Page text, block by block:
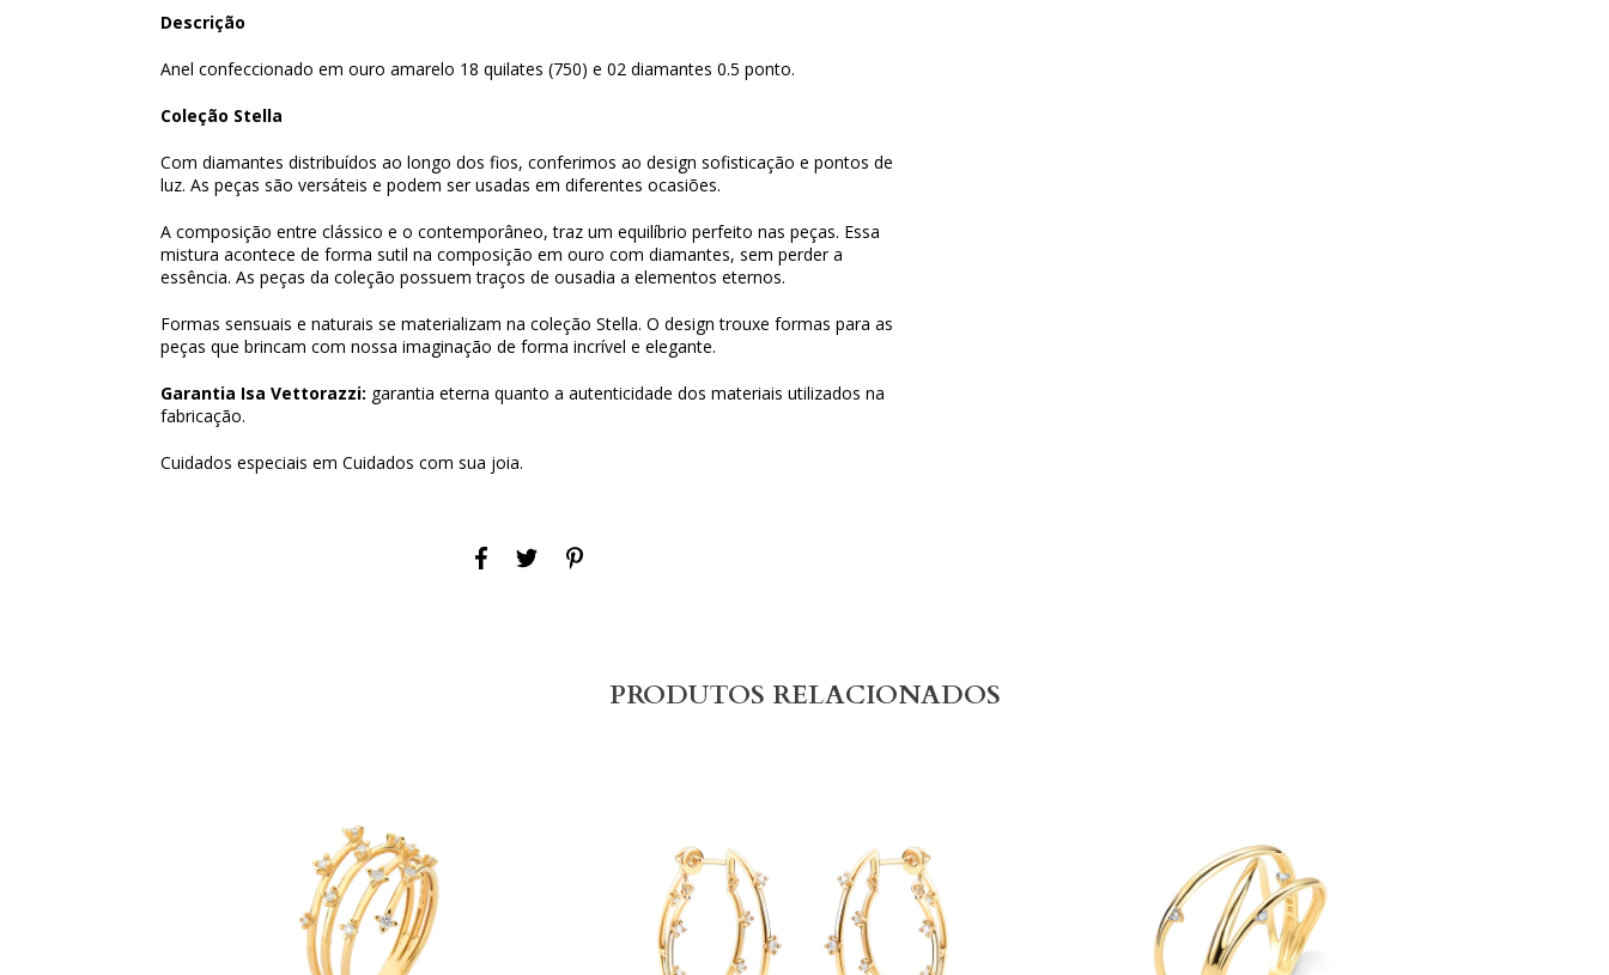
Descrição
Anel confeccionado em ouro amarelo 18 quilates (750) e 02 diamantes 0.5 ponto.
Coleção Stella
Com diamantes distribuídos ao longo dos fios, conferimos ao design sofisticação e pontos de
luz. As peças são versáteis e podem ser usadas em diferentes ocasiões.
A composição entre clássico e o contemporâneo, traz um equilíbrio perfeito nas peças. Essa
mistura acontece de forma sutil na composição em ouro com diamantes, sem perder a
essência. As peças da coleção possuem traços de ousadia a elementos eternos.
Formas sensuais e naturais se materializam na coleção Stella. O design trouxe formas para as
peças que brincam com nossa imaginação de forma incrível e elegante.
Garantia Isa Vettorazzi: garantia eterna quanto a autenticidade dos materiais utilizados na
fabricação.
Cuidados especiais emCuidados com sua joia.
PRODUTOS RELACIONADOS